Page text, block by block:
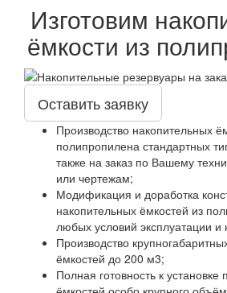
Изготовим
ёмкости из
Оставить заявку
Производство накопительных
полипропилена стандартных
также на заказ по Вашему
или чертежам;
Модификация и доработка
накопительных ёмкостей из
любых условий эксплуатации и
Производство
ёмкостей до 200 м3;
Полная готовность к